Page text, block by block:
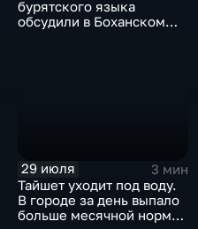
бурятского языка
обсудили в Боханском
29 июля
3 мин
Тайшет уходит под воду.
В городе за день выпало
больше месячной нормы